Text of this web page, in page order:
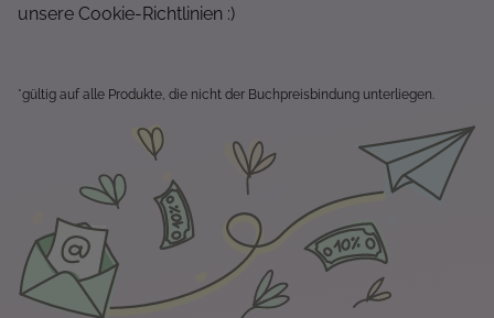
unsere Cookie-Richtlinien :)
*gültig auf alle Produkte, die nicht der Buchpreisbindung unterliegen.